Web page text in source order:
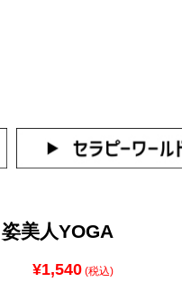
美人YOGA
¥1,540 (税込)